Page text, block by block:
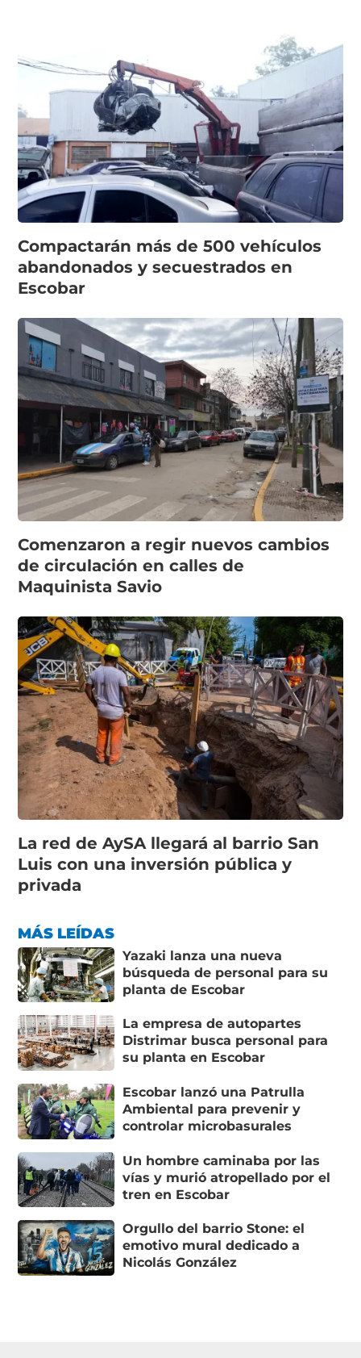
Compactarán más de 500 vehículos
abandonados y secuestrados en
Escobar
Comenzaron a regir nuevos cambios
de circulación en calles de
Maquinista Savio
La red de AySA llegará al barrio San
Luis con una inversión pública y
privada
MÁS LEÍDAS
Yazaki lanza una nueva
búsqueda de personal para su
planta de Escobar
La empresa de autopartes
Distrimar busca personal para
su planta en Escobar
Escobar lanzó una Patrulla
Ambiental para prevenir y
controlar microbasurales
Un hombre caminaba por las
vías y murió atropellado por el
tren en Escobar
Orgullo del barrio Stone: el
emotivo mural dedicado a
Nicolás González